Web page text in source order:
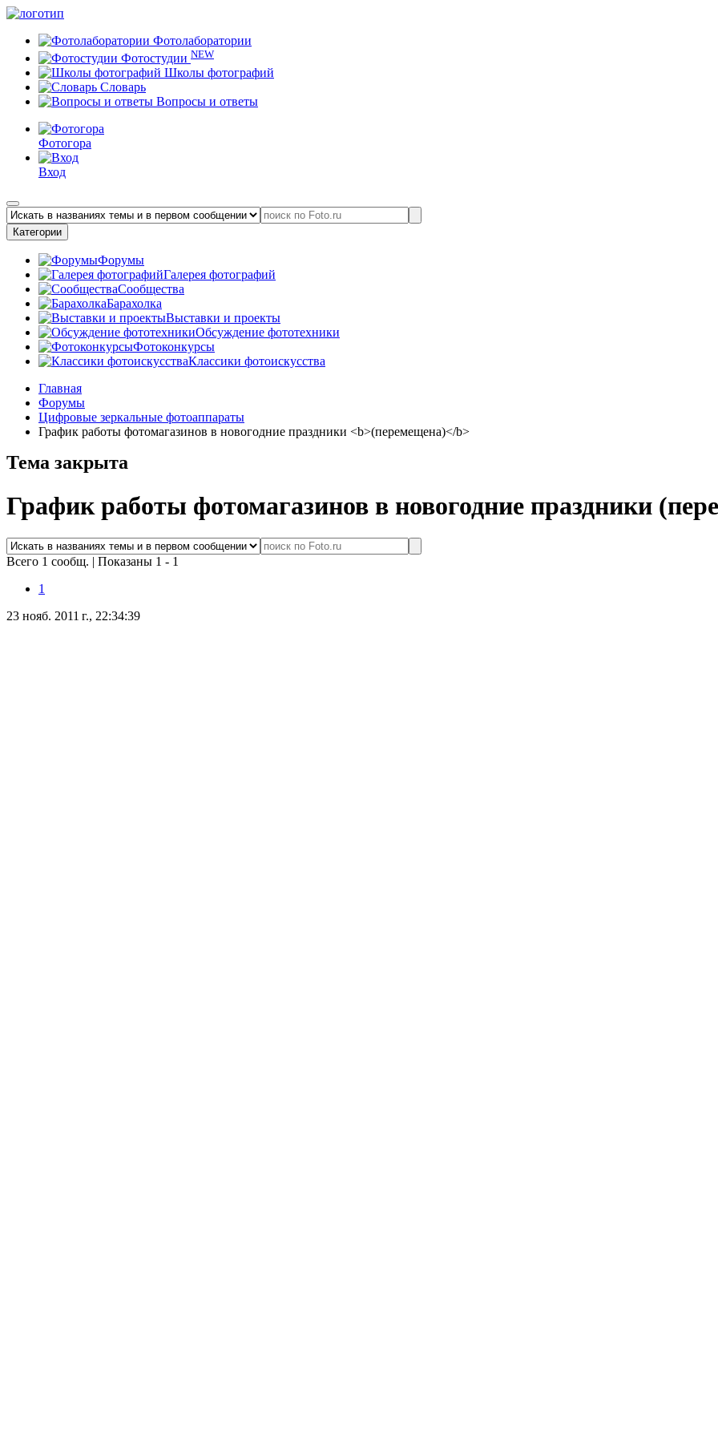
Фотолаборатории
Фотостудии NEW
Школы фотографий
Словарь
Вопросы и ответы
Фотогора
Вход
Категории
Форумы
Галерея фотографий
Сообщества
Барахолка
Выставки и проекты
Обсуждение фототехники
Фотоконкурсы
Классики фотоискусства
Главная
Форумы
Цифровые зеркальные фотоаппараты
График работы фотомагазинов в новогодние праздники <b>(перемещена)</b>
Тема закрыта
График работы фотомагазинов в новогодние праздники
Всего 1 сообщ. | Показаны 1 - 1
1
23 нояб. 2011 г., 22:34:39